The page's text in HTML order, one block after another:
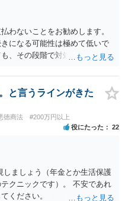
わないことをお勧めします。
になる可能性は極めて低いで
、その段階で対処すれば間に
あれば、すぐに弁護士等に相
そ差し押さえにつながりま
手の請求を退けることができ
配して待つ必要はないです。
と言うラインがきた
徳商法 #200万円以上
役にたった 22
ましょう（年金とか生活保護
クニックです）。 不安であれ
ください。